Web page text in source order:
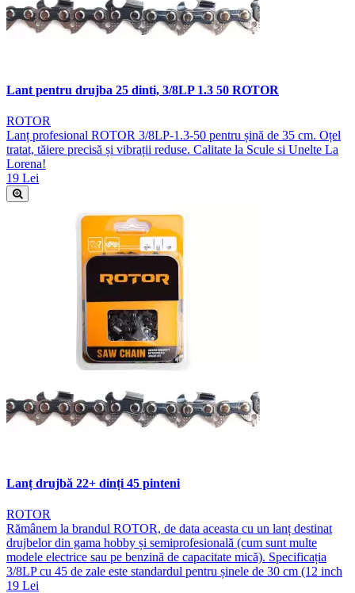
Lant pentru drujba 25 dinti, 3/8LP 1.3 50 ROTOR
ROTOR
Lanț profesional ROTOR 3/8LP-1.3-50 pentru șină de 35 cm. Oțel
tratat, tăiere precisă și vibrații reduse. Calitate la Scule si Unelte La
Lorena!
19 Lei
Lanț drujbă 22+ dinți 45 pinteni
ROTOR
Rămânem la brandul ROTOR, de data aceasta cu un lanț destinat
drujbelor din gama hobby și semiprofesională (cum sunt multe
modele electrice sau pe benzină de capacitate mică). Specificația
3/8LP cu 45 de zale este standardul pentru șinele de 30 cm (12 inch
19 Lei